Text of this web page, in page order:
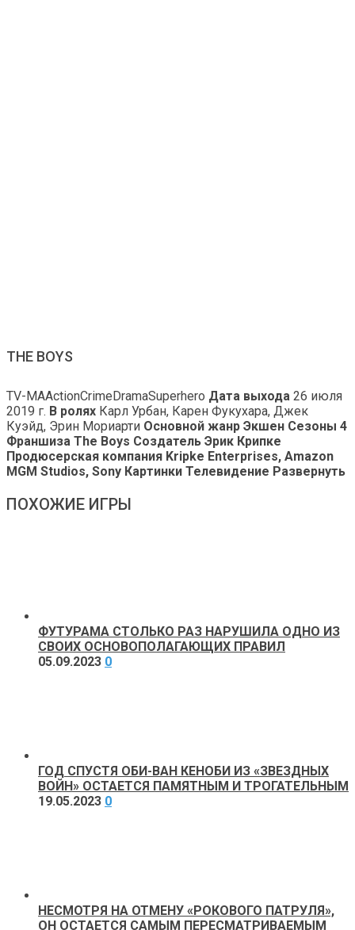
THE BOYS
TV-MAActionCrimeDramaSuperhero Дата выхода 26 июля
2019 г. В ролях Карл Урбан, Карен Фукухара, Джек
Куэйд, Эрин Мориарти Основной жанр Экшен Сезоны 4
Франшиза The Boys Создатель Эрик Крипке
Продюсерская компания Kripke Enterprises, Amazon
MGM Studios, Sony Картинки Телевидение Развернуть
ПОХОЖИЕ ИГРЫ
ФУТУРАМА СТОЛЬКО РАЗ НАРУШИЛА ОДНО ИЗ
СВОИХ ОСНОВОПОЛАГАЮЩИХ ПРАВИЛ
05.09.2023 0
ГОД СПУСТЯ ОБИ-ВАН КЕНОБИ ИЗ «ЗВЕЗДНЫХ
ВОЙН» ОСТАЕТСЯ ПАМЯТНЫМ И ТРОГАТЕЛЬНЫМ
19.05.2023 0
НЕСМОТРЯ НА ОТМЕНУ «РОКОВОГО ПАТРУЛЯ»,
ОН ОСТАЕТСЯ САМЫМ ПЕРЕСМАТРИВАЕМЫМ